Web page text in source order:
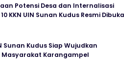
Potensi Desa dan Internalisasi
KKN UIN Sunan Kudus Resmi Dibuka
Sunan Kudus Siap Wujudkan
Masyarakat Karangampel